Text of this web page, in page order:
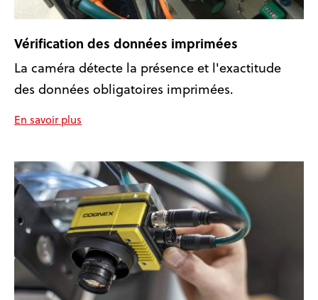
Vérification des données imprimées
La caméra détecte la présence et l'exactitude
des données obligatoires imprimées.
En savoir plus